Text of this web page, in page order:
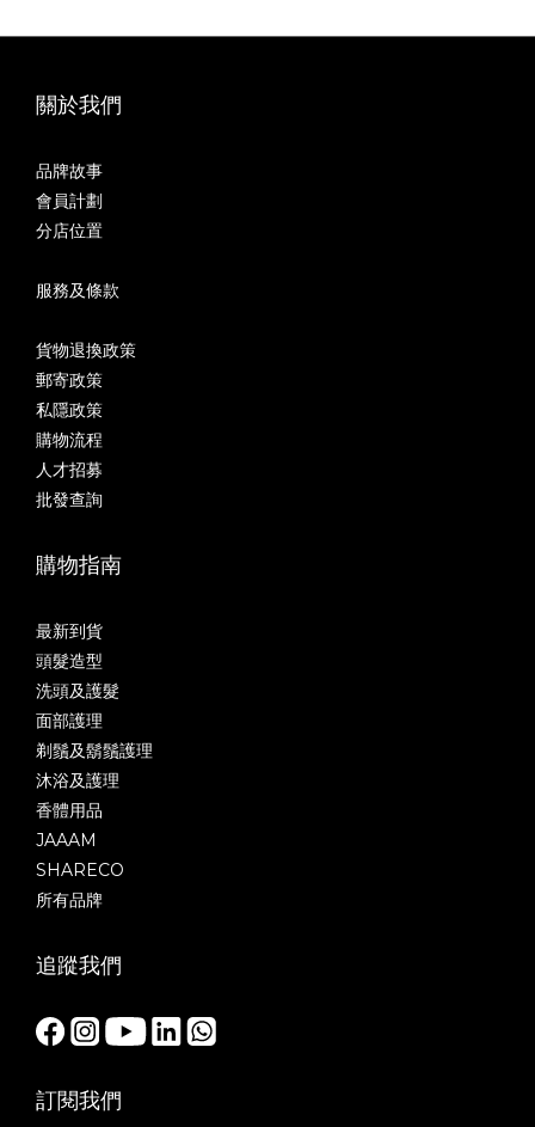
關於我們
品牌故事
會員計劃
分店位置
服務及條款
貨物退換政策
郵寄政策
私隱政策
購物流程
人才招募
批發查詢
購物指南
最新到貨
頭髮造型
洗頭及護髮
面部護理
剃鬚及鬍鬚護理
沐浴及護理
香體用品
JAAAM
SHARECO
所有品牌
追蹤我們
訂閱我們